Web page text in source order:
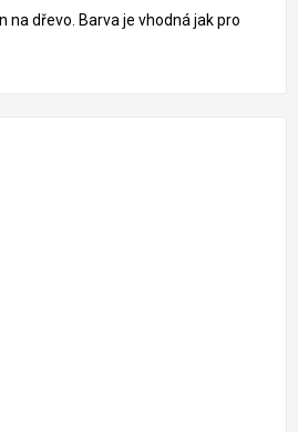
na dřevo. Barva je vhodná jak pro